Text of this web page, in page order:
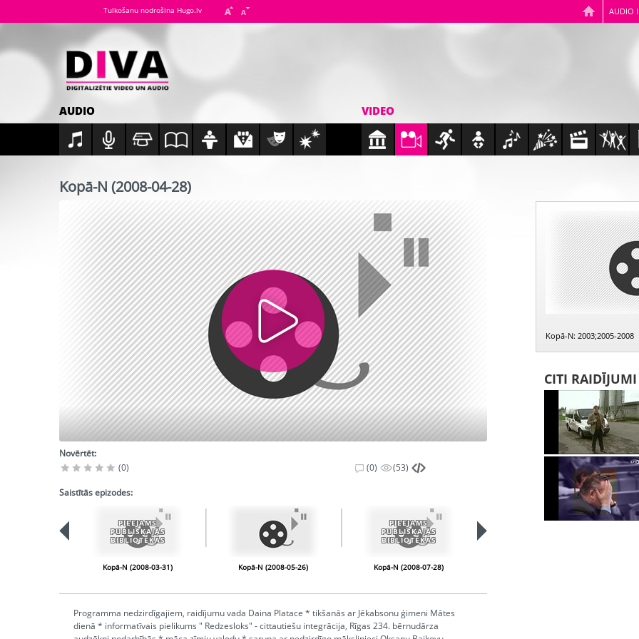
AUDIO
Tulkošanu nodrošina Hugo.lv
AUDIO VIDEO
Kopā-N (2008-04-28)
Novērtēt:
(0)
(0) (53)
Saistītās epizodes:
PIEEJAMS
PUBLISKAJĀS
BIBLIOTĒKĀS
Kopā-N (2008-03-31) Kopā-N (2008-05-26)
PIEEJAMS
PUBLISKAJĀS
BIBLIOTĒKĀS
Kopā-N (2008-07-28)
Programma nedzirdīgajiem, raidījumu vada Daina Platace * tikšanās ar Jēkabsonu ģimeni Mātes
dienā * informatīvais pielikums " Redzesloks" - cittautiešu integrācija, Rīgas 234. bērnudārza
Kopā-N: 2003;2005-2008
CITI